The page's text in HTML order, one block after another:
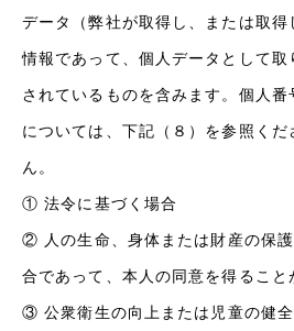
データ（弊社が取得し、または取得
情報であって、個人データとして取
されているものを含みます。個人番
については、下記（８）を参照く
ん。
① 法令に基づく場合
② 人の生命、身体または財産の保
合であって、本人の同意を得ること
③ 公衆衛生の向上または児童の健